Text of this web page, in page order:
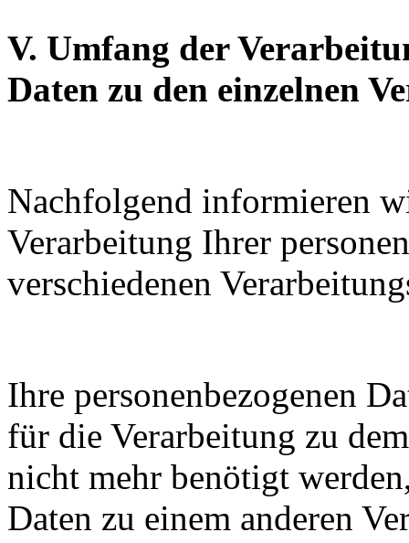
V. Umfang der
Daten zu den einzelnen
Nachfolgend informieren
Verarbeitung Ihrer
verschiedenen
Ihre personenbezogenen
für die Verarbeitung zu
nicht mehr benötigt
Daten zu einem anderen